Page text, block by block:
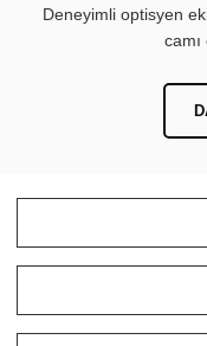
Deneyimli optisyen